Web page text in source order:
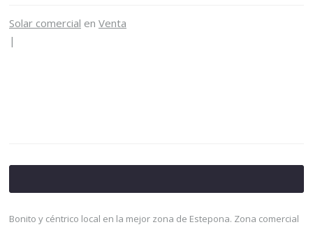
Solar comercial en Venta
|
Bonito y céntrico local en la mejor zona de Estepona. Zona comercial